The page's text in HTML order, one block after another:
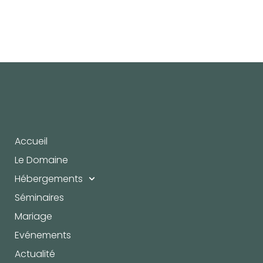
Accueil
Le Domaine
Hébergements
Séminaires
Mariage
Evénements
Actualité